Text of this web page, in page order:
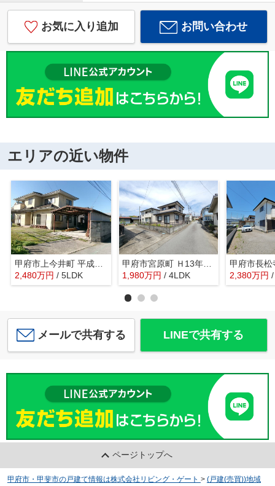
お気に入り追加 お問い合わせ
エリアの近い物件
甲府市上今井町 平成2年築中古戸建 南道路・綺麗な建物
2,480万円 / 5LDK
甲府市宮原町 Ｈ13年築中古戸建 綺麗な室内 日当良好
1,980万円 / 4LDK 2,380万円
メールで共有する LINEで共有する
ページトップへ
甲府市・甲斐市の戸建て情報は株式会社リビング・ゲート > (戸建(売買))地域